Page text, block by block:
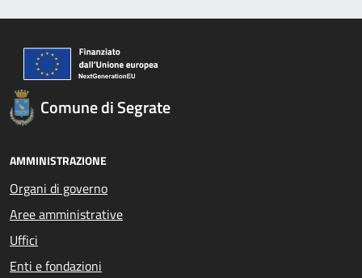
Comune di Segrate
AMMINISTRAZIONE
Organi di governo
Aree amministrative
Uffici
Enti e fondazioni